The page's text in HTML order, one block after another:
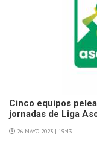
Cinco equipos
jornadas de Liga
26 MAYO 2023 | 19:43